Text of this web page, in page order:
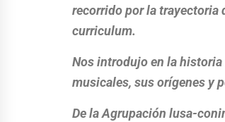
recorrido por la trayectoria
curriculum.
Nos introdujo en la historia
musicales, sus orígenes y
De la Agrupación lusa-